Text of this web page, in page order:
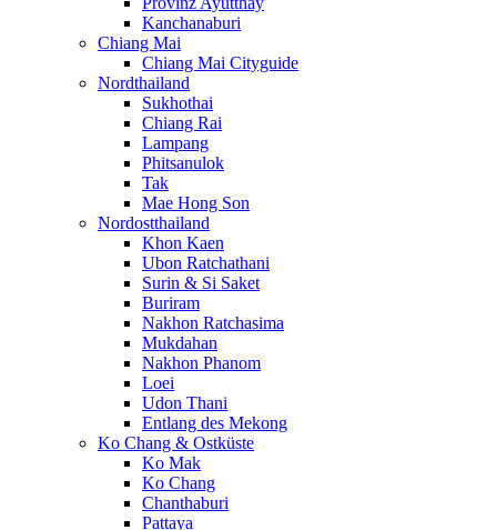
Kanchanaburi
Chiang Mai
Chiang Mai Cityguide
Nordthailand
Sukhothai
Chiang Rai
Lampang
Phitsanulok
Tak
Mae Hong Son
Nordostthailand
Khon Kaen
Ubon Ratchathani
Surin & Si Saket
Buriram
Nakhon Ratchasima
Mukdahan
Nakhon Phanom
Loei
Udon Thani
Entlang des Mekong
Ko Chang & Ostküste
Ko Mak
Ko Chang
Chanthaburi
Pattaya